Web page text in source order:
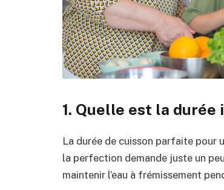
1. Quelle est la
La durée de cuisson parfaite
la perfection demande juste un
maintenir l’eau à frémissement